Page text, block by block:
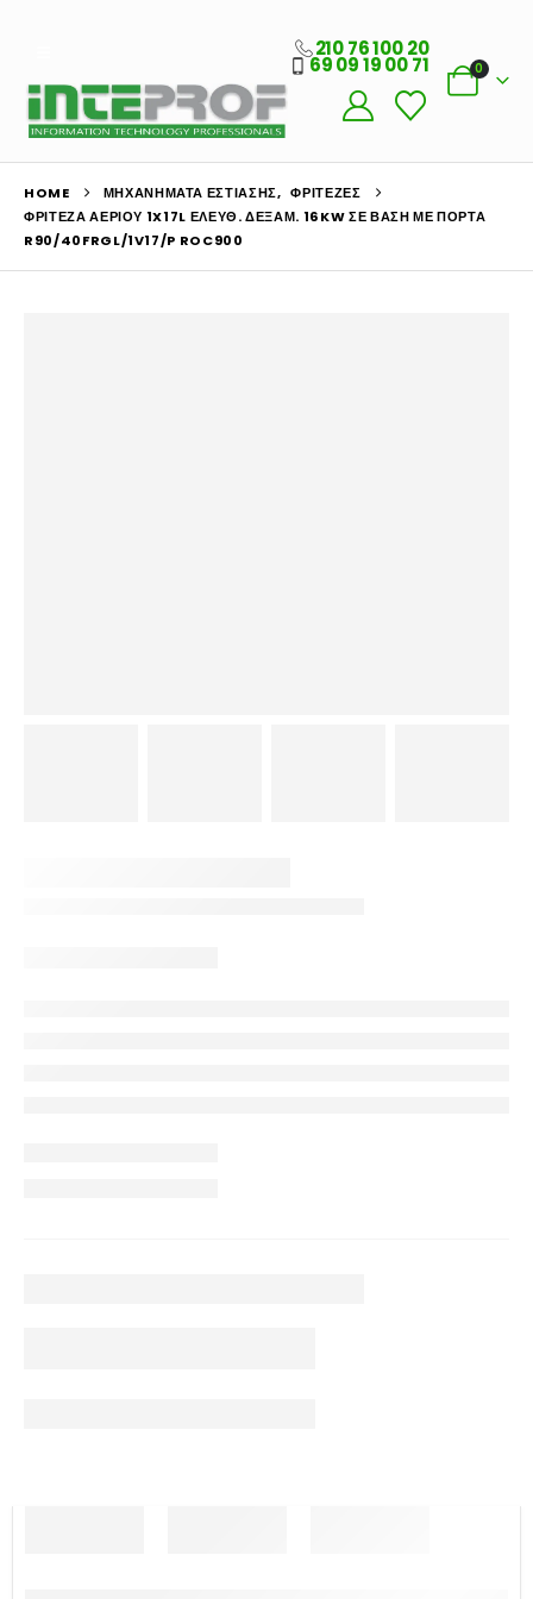
210 76 100 20
69 09 19 00 71 0
HOME ΜΗΧΑΝΉΜΑΤΑ ΕΣΤΊΑΣΗΣ, ΦΡΙΤΈΖΕΣ
ΦΡΙΤΈΖΑ ΑΕΡΊΟΥ 1X17L ΕΛΕΎΘ. ΔΕΞΑΜ. 16KW ΣΕ ΒΆΣΗ ΜΕ ΠΌΡΤΑ
R90/40FRGL/1V17/P ROC900